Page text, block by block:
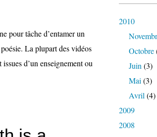
pour tâche d’entamer un
La plupart des vidéos
d’un enseignement ou
2010
Octobre
Juin (3)
Mai (3)
Avril (4)
2009
2008